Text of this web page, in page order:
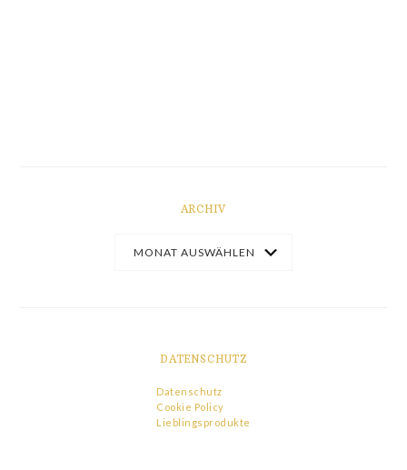
ARCHIV
DATENSCHUTZ
Datenschutz
Cookie Policy
Lieblingsprodukte